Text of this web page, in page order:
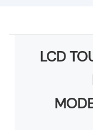
LCD